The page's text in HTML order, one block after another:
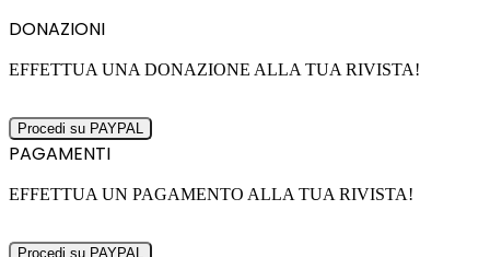
DONAZIONI
EFFETTUA UNA DONAZIONE ALLA TUA RIVISTA!
PAGAMENTI
EFFETTUA UN PAGAMENTO ALLA TUA RIVISTA!